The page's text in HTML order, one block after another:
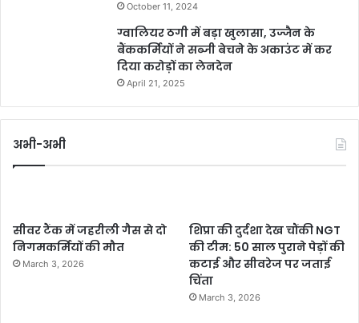
October 11, 2024
ग्वालियर ठगी में बड़ा खुलासा, उज्जैन के
बैंककर्मियों ने सब्जी बेचने के अकाउंट में कर
दिया करोड़ों का लेनदेन
April 21, 2025
अभी-अभी
सीवर टैंक में जहरीली गैस से दो
निगमकर्मियों की मौत
March 3, 2026
शिप्रा की दुर्दशा देख चौंकी NGT
की टीम: 50 साल पुराने पेड़ों की
कटाई और सीवरेज पर जताई
चिंता
March 3, 2026